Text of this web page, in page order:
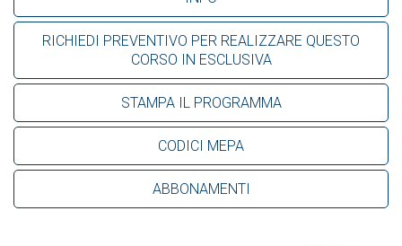
RICHIEDI PREVENTIVO PER REALIZZARE QUESTO
CORSO IN ESCLUSIVA
STAMPA IL PROGRAMMA
CODICI MEPA
ABBONAMENTI